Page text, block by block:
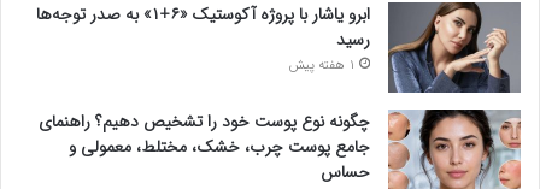
ابرو یاشار با پروژه آکوستیک «۶+۱» به صدر توجه‌ها
رسید
1 هفته پیش
چگونه نوع پوست خود را تشخیص دهیم؟ راهنمای
جامع پوست چرب، خشک، مختلط، معمولی و
حساس